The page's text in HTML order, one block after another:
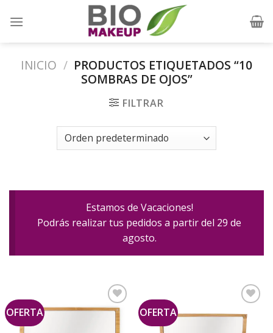
INICIO / PRODUCTOS ETIQUETADOS “10
SOMBRAS DE OJOS”
FILTRAR
Estamos de Vacaciones!
Podrás realizar tus pedidos a partir del 29 de
agosto.
OFERTA OFERTA